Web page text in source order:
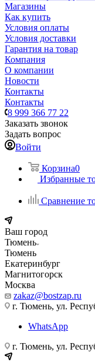
Магазины
Как купить
Условия оплаты
Условия доставки
Гарантия на товар
Компания
О компании
Новости
Контакты
Контакты
8 999 366 77 22
Заказать звонок
Задать вопрос
Войти
Корзина0
Избранные
Сравнение
Ваш город
Тюмень
Тюмень
Екатеринбург
Магнитогорск
Москва
zakaz@bostzap.ru
г. Тюмень, ул.
WhatsApp
г. Тюмень, ул.